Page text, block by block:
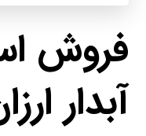
فروش
آبدار